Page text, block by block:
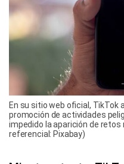
En su sitio web oficial, TikTok
promoción de actividades
impedido la aparición de
referencial: Pixabay)